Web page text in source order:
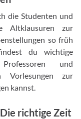
die Studenten und
Altklausuren zur
so früh
du wichtige
und
zur
kannst.
richtige Zeit